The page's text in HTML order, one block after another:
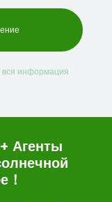
информация
Агенты